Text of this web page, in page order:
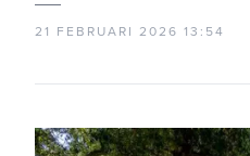
21 FEBRUARI 2026 13:54